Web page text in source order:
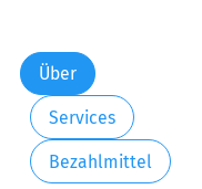
Über
Services
Bezahlmittel